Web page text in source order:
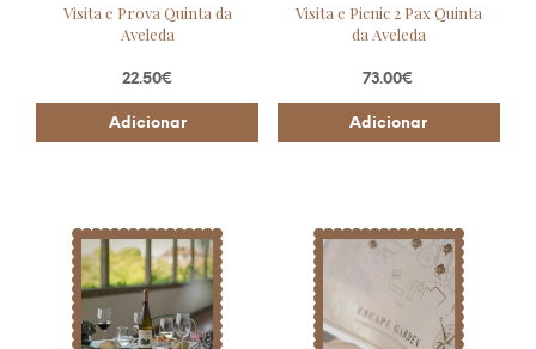
Visita e Prova Quinta da
Aveleda
22.50€
Adicionar
Visita e Picnic 2 Pax Quinta
da Aveleda
73.00€
Adicionar